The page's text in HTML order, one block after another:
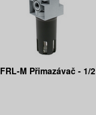
FRL-M Přimazávač - 1/2